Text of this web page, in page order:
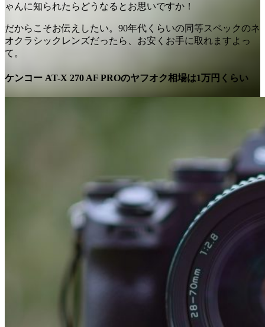
ゃんに知られたらどうなるとお思いですか！
だからこそお伝えしたい。90年代くらいの同等スペックのネ
オクラシックレンズだったら、お安くお手に取れますよっ
て。
ケンコー AT-X 270 AF PROのヤフオク相場は1万円くらい